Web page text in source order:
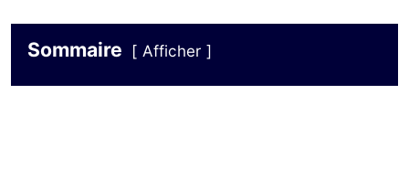
Sommaire Afficher